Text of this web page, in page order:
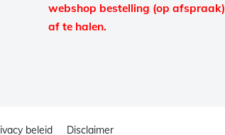
webshop bestelling (op afspraak)
af te halen.
beleid Disclaimer